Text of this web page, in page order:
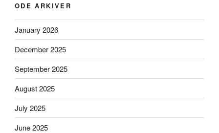
ODE ARKIVER
January 2026
December 2025
September 2025
August 2025
July 2025
June 2025